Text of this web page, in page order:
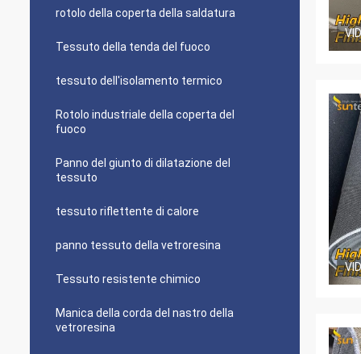
rotolo della coperta della saldatura
Tessuto della tenda del fuoco
tessuto dell'isolamento termico
Rotolo industriale della coperta del
fuoco
Panno del giunto di dilatazione del
tessuto
tessuto riflettente di calore
panno tessuto della vetroresina
Tessuto resistente chimico
Manica della corda del nastro della
vetroresina